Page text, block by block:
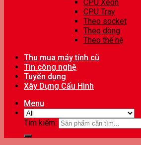
CPU Xeon
CPU Tray
Theo socket
Theo dòng
Theo thế hệ
Thu mua máy tính cũ
Tin công nghệ
Tuyển dụng
Xây Dựng Cấu Hình
Menu
Tìm kiếm: